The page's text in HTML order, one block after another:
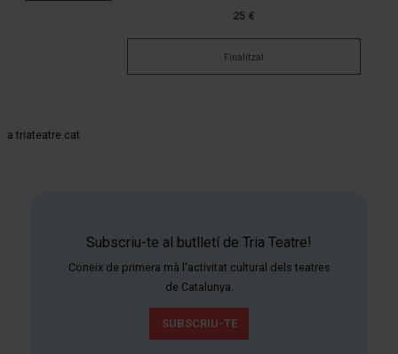
25 €
Finalitzat
a triateatre.cat
Subscriu-te al butlletí de Tria Teatre!
Coneix de primera mà l'activitat cultural dels teatres
de Catalunya.
SUBSCRIU-TE